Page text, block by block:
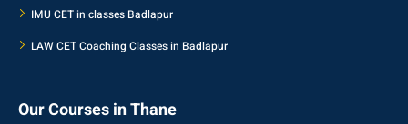
IMU CET in classes Badlapur
LAW CET Coaching Classes in Badlapur
Our Courses in Thane